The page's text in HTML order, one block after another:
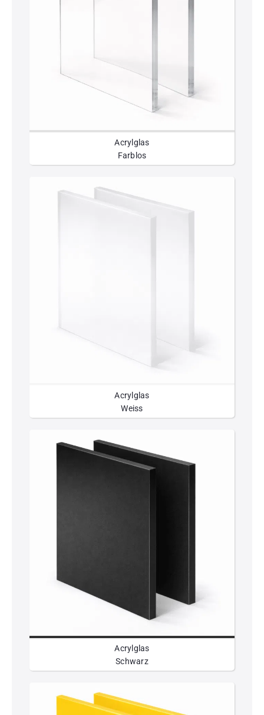
Acrylglas
Farblos
Acrylglas
Weiss
Acrylglas
Schwarz